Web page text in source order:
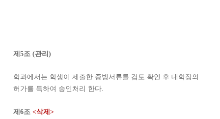
제5조(관리)
학과에서는 학생이 제출한 증빙서류를 검토 확인 후 대학장의
허가를 득하여 승인처리 한다.
제6조<삭제>